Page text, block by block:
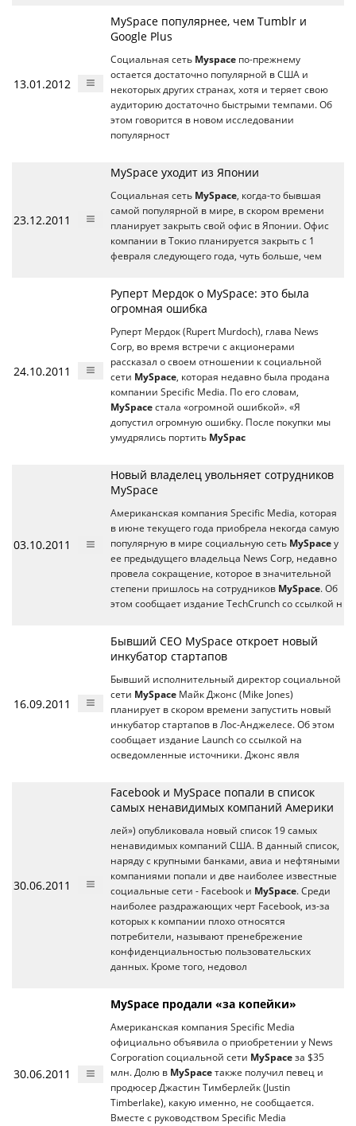
13.01.2012
MySpace популярнее, чем Tumblr и
Google Plus
Социальная сеть Myspace по-прежнему
остается достаточно популярной в США и
некоторых других странах, хотя и теряет свою
аудиторию достаточно быстрыми темпами. Об
этом говорится в новом исследовании
популярност
23.12.2011
MySpace уходит из Японии
Социальная сеть MySpace, когда-то бывшая
самой популярной в мире, в скором времени
планирует закрыть свой офис в Японии. Офис
компании в Токио планируется закрыть с 1
февраля следующего года, чуть больше, чем
24.10.2011
Руперт Мердок о MySpace: это была
огромная ошибка
Руперт Мердок (Rupert Murdoch), глава News
Corp, во время встречи с акционерами
рассказал о своем отношении к социальной
сети MySpace, которая недавно была продана
компании Specific Media. По его словам,
MySpace стала «огромной ошибкой». «Я
допустил огромную ошибку. После покупки мы
умудрялись портить MySpac
03.10.2011
Новый владелец увольняет сотрудников
MySpace
Американская компания Specific Media, которая
в июне текущего года приобрела некогда самую
популярную в мире социальную сеть MySpace у
ее предыдущего владельца News Corp, недавно
провела сокращение, которое в значительной
степени пришлось на сотрудников MySpace. Об
этом сообщает издание TechCrunch со ссылкой н
16.09.2011
Бывший СЕО MySpace откроет новый
инкубатор стартапов
Бывший исполнительный директор социальной
сети MySpace Майк Джонс (Mike Jones)
планирует в скором времени запустить новый
инкубатор стартапов в Лос-Анджелесе. Об этом
сообщает издание Launch со ссылкой на
осведомленные источники. Джонс явля
30.06.2011
Facebook и MySpace попали в список
самых ненавидимых компаний Америки
лей») опубликовала новый список 19 самых
ненавидимых компаний США. В данный список,
наряду с крупными банками, авиа и нефтяными
компаниями попали и две наиболее известные
социальные сети - Facebook и MySpace. Среди
наиболее раздражающих черт Facebook, из-за
которых к компании плохо относятся
потребители, называют пренебрежение
конфиденциальностью пользовательских
данных. Кроме того, недовол
30.06.2011
MySpace продали «за копейки»
Американская компания Specific Media
официально объявила о приобретении у News
Corporation социальной сети MySpace за $35
млн. Долю в MySpace также получил певец и
продюсер Джастин Тимберлейк (Justin
Timberlake), какую именно, не сообщается.
Вместе с руководством Specific Media